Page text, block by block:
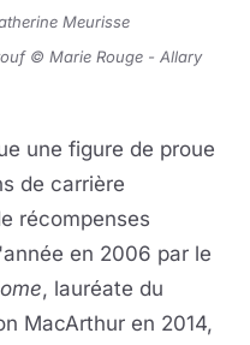
Meurisse
© Marie Rouge - Allary
une figure de proue
de carrière
récompenses
en 2006 par le
, lauréate du
MacArthur en 2014,